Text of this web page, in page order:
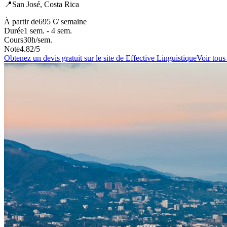
📍San José, Costa Rica
À partir de695 €/ semaine
Durée1 sem. - 4 sem.
Cours30h/sem.
Note4.82/5
Obtenez un devis gratuit sur le site de Effective LinguistiqueVoir